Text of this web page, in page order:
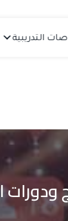
التدريبية
ودورات